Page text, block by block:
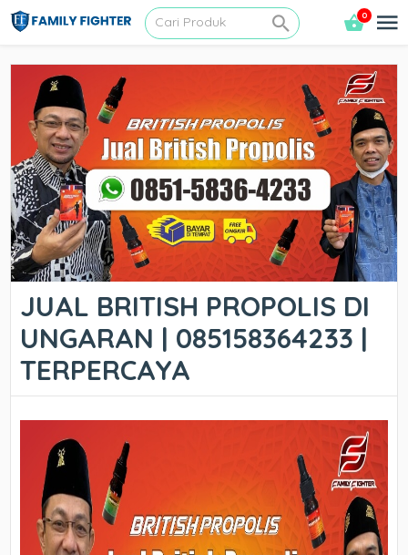
0
JUAL BRITISH PROPOLIS DI
UNGARAN | 085158364233 |
TERPERCAYA